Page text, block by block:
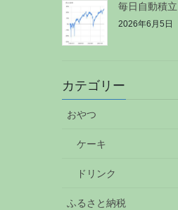
毎日自動積
2026年6月5日
カテゴリー
おやつ
ケーキ
ドリンク
ふるさと納税